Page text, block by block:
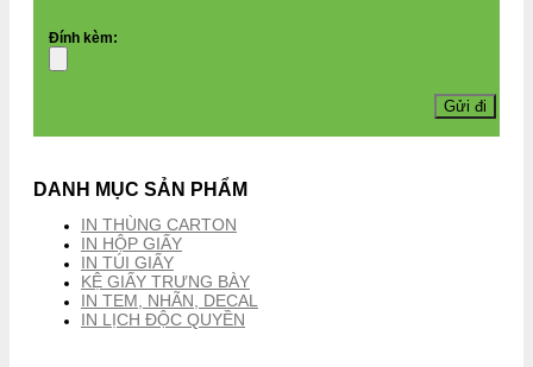
Đính kèm:
DANH MỤC SẢN PHẨM
IN THÙNG CARTON
IN HỘP GIẤY
IN TÚI GIẤY
KỆ GIẤY TRƯNG BÀY
IN TEM, NHÃN, DECAL
IN LỊCH ĐỘC QUYỀN